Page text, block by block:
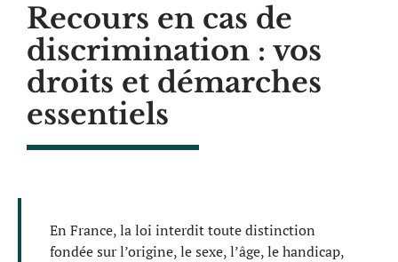
Recours en cas de
discrimination : vos
droits et démarches
essentiels
En France, la loi interdit toute distinction
fondée sur l’origine, le sexe, l’âge, le handicap,